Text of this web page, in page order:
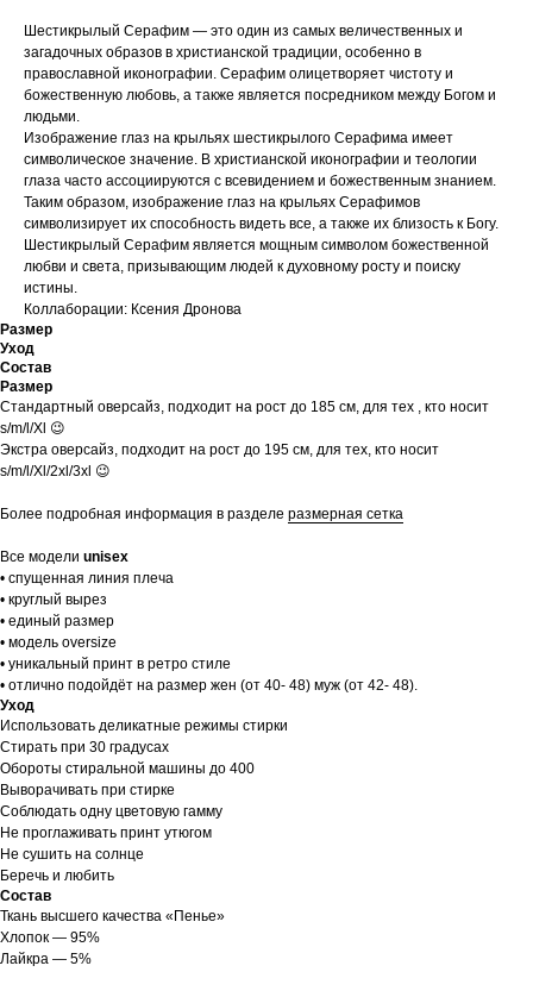
Шестикрылый Серафим — это один из самых величественных и
загадочных образов в христианской традиции, особенно в
православной иконографии. Серафим олицетворяет чистоту и
божественную любовь, а также является посредником между Богом и
людьми.
Изображение глаз на крыльях шестикрылого Серафима имеет
символическое значение. В христианской иконографии и теологии
глаза часто ассоциируются с всевидением и божественным знанием.
Таким образом, изображение глаз на крыльях Серафимов
символизирует их способность видеть все, а также их близость к Богу.
Шестикрылый Серафим является мощным символом божественной
любви и света, призывающим людей к духовному росту и поиску
истины.
Коллаборации: Ксения Дронова
Размер
Уход
Состав
Размер
Стандартный оверсайз, подходит на рост до 185 см, для тех , кто носит
s/m/l/Xl 😉
Экстра оверсайз, подходит на рост до 195 см, для тех, кто носит
s/m/l/Xl/2xl/3xl 😉
Более подробная информация в разделе размерная сетка
Все модели unisex
• спущенная линия плеча
• круглый вырез
• единый размер
• модель oversize
• уникальный принт в ретро стиле
• отлично подойдёт на размер жен (от 40- 48) муж (от 42- 48).
Уход
Использовать деликатные режимы стирки
Стирать при 30 градусах
Обороты стиральной машины до 400
Выворачивать при стирке
Соблюдать одну цветовую гамму
Не проглаживать принт утюгом
Не сушить на солнце
Беречь и любить
Состав
Ткань высшего качества «Пенье»
Хлопок — 95%
Лайкра — 5%